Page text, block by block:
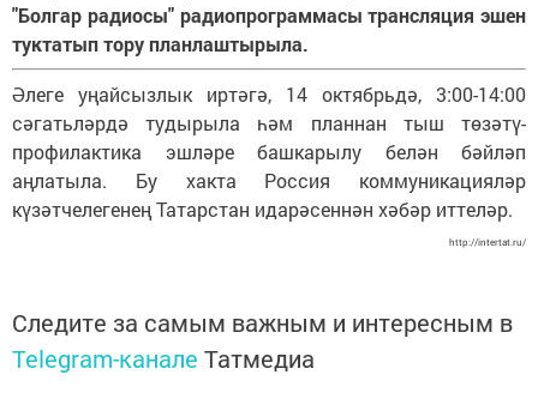
"Болгар радиосы" радиопрограммасы трансляция эшен
туктатып тору планлаштырыла.
Әлеге уңайсызлык иртәгә, 14 октябрьдә, 3:00-14:00
сәгатьләрдә тудырыла һәм планнан тыш төзәтү-
профилактика эшләре башкарылу белән бәйләп
аңлатыла. Бу хакта Россия коммуникацияләр
күзәтчелегенең Татарстан идарәсеннән хәбәр иттеләр.
http://intertat.ru/
Следите за самым важным и интересным в
Telegram-канале Татмедиа